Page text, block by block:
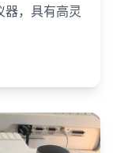
器，具有高灵